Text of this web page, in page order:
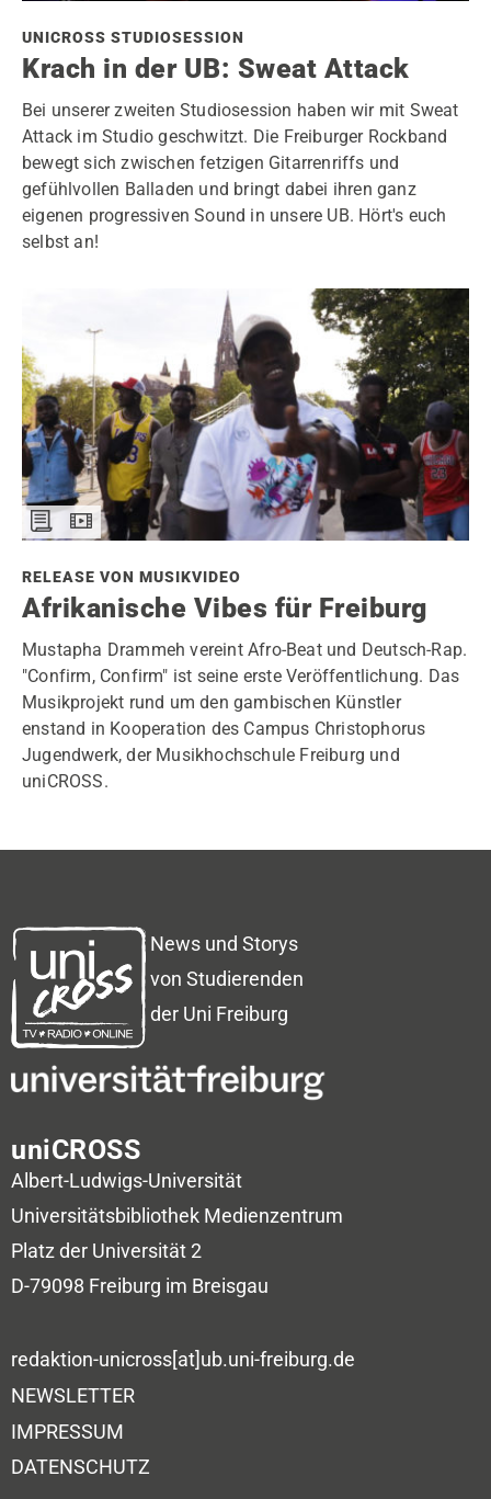
UNICROSS STUDIOSESSION
Krach in der UB: Sweat Attack
Bei unserer zweiten Studiosession haben wir mit Sweat
Attack im Studio geschwitzt. Die Freiburger Rockband
bewegt sich zwischen fetzigen Gitarrenriffs und
gefühlvollen Balladen und bringt dabei ihren ganz
eigenen progressiven Sound in unsere UB. Hört's euch
selbst an!
RELEASE VON MUSIKVIDEO
Afrikanische Vibes für Freiburg
Mustapha Drammeh vereint Afro-Beat und Deutsch-Rap.
"Confirm, Confirm" ist seine erste Veröffentlichung. Das
Musikprojekt rund um den gambischen Künstler
enstand in Kooperation des Campus Christophorus
Jugendwerk, der Musikhochschule Freiburg und
uniCROSS.
News und Storys
von Studierenden
der Uni Freiburg
uniCROSS
Albert-Ludwigs-Universität
Universitätsbibliothek Medienzentrum
Platz der Universität 2
D-79098 Freiburg im Breisgau
redaktion-unicross[at]ub.uni-freiburg.de
NEWSLETTER
IMPRESSUM
DATENSCHUTZ